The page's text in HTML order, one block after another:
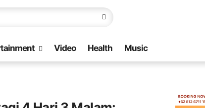
Video Health Music